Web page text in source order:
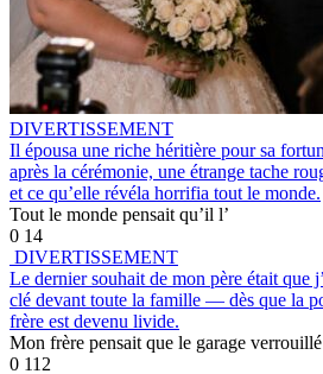
DIVERTISSEMENT
Il épousa une riche héritière pour sa
après la cérémonie, une étrange tache
et ce qu’elle révéla horrifia tout le monde.
Tout le monde pensait qu’il l’
0 14
DIVERTISSEMENT
Le dernier souhait de mon père était que
clé devant toute la famille — dès que la
frère est devenu livide.
Mon frère pensait que le garage
0 112